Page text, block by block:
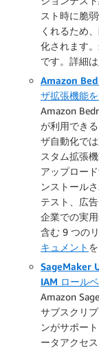
スト時に脆
くれるため
化されます
です。詳細は
Amazon
ザ拡張機能
Amazon
が利用でき
ザ自動化で
スタム拡張
アップロー
ンストール
テスト、広
企業での実
含む 9 つの
キュメント
SageMaker
IAM ロール
Amazon
サブスクリ
ンがサポー
ータアクセ